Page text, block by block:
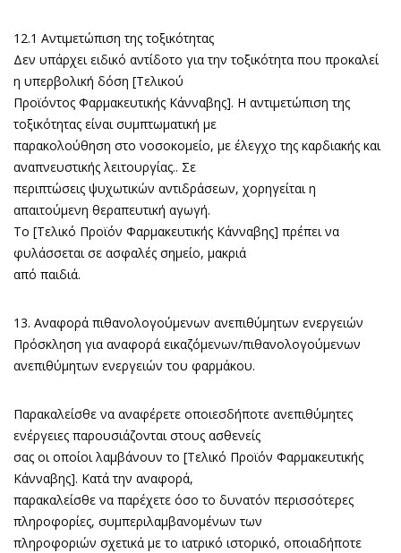
12.1 Αντιμετώπιση της τοξικότητας
Δεν υπάρχει ειδικό αντίδοτο για την τοξικότητα που προκαλεί
η υπερβολική δόση [Τελικού
Προϊόντος Φαρμακευτικής Κάνναβης]. Η αντιμετώπιση της
τοξικότητας είναι συμπτωματική με
παρακολούθηση στο νοσοκομείο, με έλεγχο της καρδιακής και
αναπνευστικής λειτουργίας.. Σε
περιπτώσεις ψυχωτικών αντιδράσεων, χορηγείται η
απαιτούμενη θεραπευτική αγωγή.
Το [Τελικό Προϊόν Φαρμακευτικής Κάνναβης] πρέπει να
φυλάσσεται σε ασφαλές σημείο, μακριά
από παιδιά.
13. Αναφορά πιθανολογούμενων ανεπιθύμητων ενεργειών
Πρόσκληση για αναφορά εικαζόμενων/πιθανολογούμενων
ανεπιθύμητων ενεργειών του φαρμάκου.
Παρακαλείσθε να αναφέρετε οποιεσδήποτε ανεπιθύμητες
ενέργειες παρουσιάζονται στους ασθενείς
σας οι οποίοι λαμβάνουν το [Τελικό Προϊόν Φαρμακευτικής
Κάνναβης]. Κατά την αναφορά,
παρακαλείσθε να παρέχετε όσο το δυνατόν περισσότερες
πληροφορίες, συμπεριλαμβανομένων των
πληροφοριών σχετικά με το ιατρικό ιστορικό, οποιαδήποτε